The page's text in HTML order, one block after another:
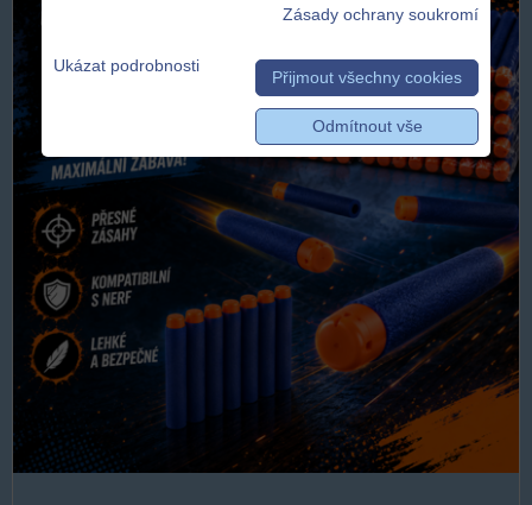
Zásady ochrany soukromí
Ukázat podrobnosti
Přijmout všechny cookies
Odmítnout vše